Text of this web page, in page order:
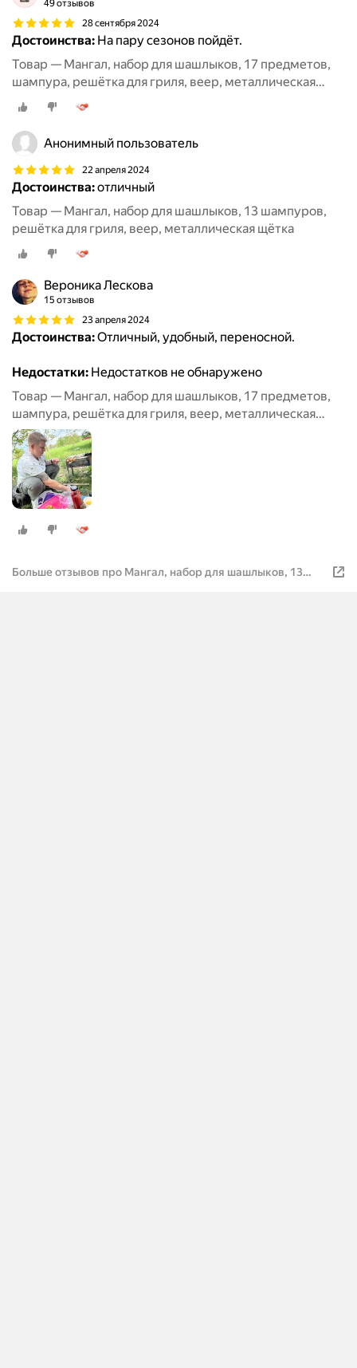
49 отзывов
28 сентября 2024
Достоинства: На пару сезонов пойдёт.
Товар — Мангал, набор для шашлыков, 17 предметов,
шампура, решётка для гриля, веер, металлическая
щётка
Анонимный пользователь
22 апреля 2024
Достоинства:отличный
Товар — Мангал, набор для шашлыков, 13 шампуров,
решётка для гриля, веер, металлическая щётка
Вероника Лескова
15 отзывов
23 апреля 2024
Достоинства:Отличный, удобный, переносной.
Недостатки: Недостатков не обнаружено
Товар — Мангал, набор для шашлыков, 17 предметов,
шампура, решётка для гриля, веер, металлическая
щётка
Больше отзывов про Мангал, набор для шашлыков, 13